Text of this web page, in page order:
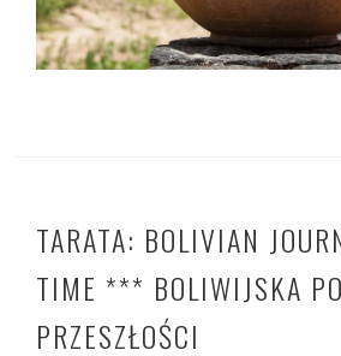
TARATA: BOLIVIAN
TIME *** BOLIWIJSKA
PRZESZŁOŚCI